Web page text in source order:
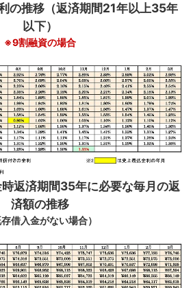
の推移（返済期間21年以上35年
以下）
※9割融資の場合
返済期間35年に必要な毎月の返
済額の推移
存借入金がない場合）